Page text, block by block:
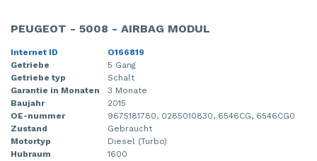
PEUGEOT - 5008 - AIRBAG MODUL
Internet ID
O166819
Getriebe
5 Gang
Getriebe typ
Schalt
Garantie in Monaten
3 Monate
Baujahr
2015
OE-nummer
9675181780, 0285010830, 6546CG, 6546CG0
Zustand
Gebraucht
Motortyp
Diesel (Turbo)
Hubraum
1600